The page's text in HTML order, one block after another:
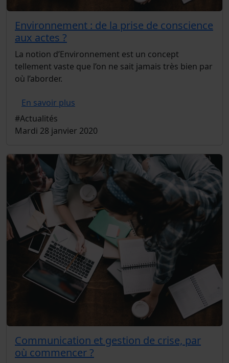
Environnement : de la prise de conscience
aux actes ?
La notion d’Environnement est un concept
tellement vaste que l’on ne sait jamais très bien par
où l’aborder.
En savoir plus
#Actualités
Mardi 28 janvier 2020
Communication et gestion de crise, par
où commencer ?